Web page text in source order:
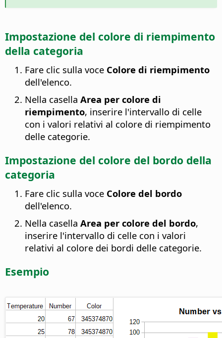
Impostazione del colore di riempimento
della categoria
Fare clic sulla voce Colore di riempimento
dell'elenco.
Nella casella Area per colore di
riempimento, inserire l'intervallo di celle
con i valori relativi al colore di riempimento
delle categorie.
Impostazione del colore del bordo della
categoria
Fare clic sulla voce Colore del bordo
dell'elenco.
Nella casella Area per colore del bordo,
inserire l'intervallo di celle con i valori
relativi al colore dei bordi delle categorie.
Esempio